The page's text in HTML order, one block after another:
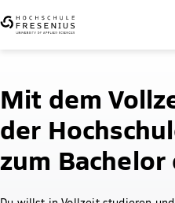
Mit dem
der
zum